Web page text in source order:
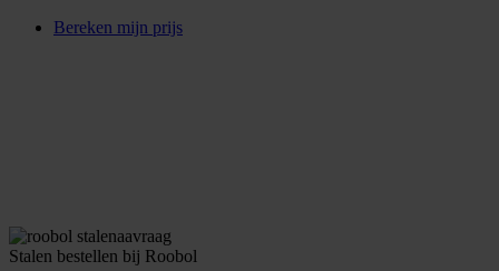
Bereken mijn prijs
Stalen bestellen bij Roobol